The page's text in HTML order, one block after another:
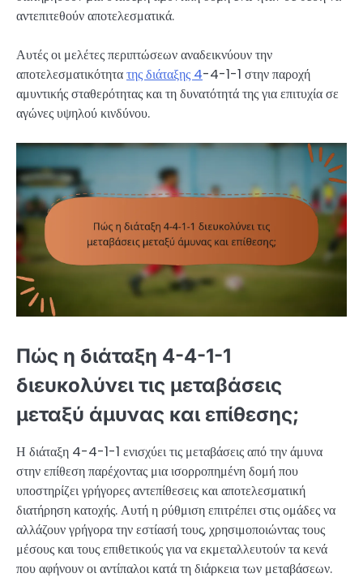
αντεπιτεθούν αποτελεσματικά.
Αυτές οι μελέτες περιπτώσεων αναδεικνύουν την
αποτελεσματικότητατης διάταξης 4-4-1-1 στην παροχή
αμυντικής σταθερότητας και τη δυνατότητά της για επιτυχία σε
αγώνες υψηλού κινδύνου.
Πώς η διάταξη 4-4-1-1
διευκολύνει τις μεταβάσεις
μεταξύ άμυνας και επίθεσης;
Η διάταξη 4-4-1-1 ενισχύει τις μεταβάσεις από την άμυνα
στην επίθεση παρέχοντας μια ισορροπημένη δομή που
υποστηρίζει γρήγορες αντεπίθεσεις και αποτελεσματική
διατήρηση κατοχής. Αυτή η ρύθμιση επιτρέπει στις ομάδες να
αλλάζουν γρήγορα την εστίασή τους, χρησιμοποιώντας τους
μέσους και τους επιθετικούς για να εκμεταλλευτούν τα κενά
που αφήνουν οι αντίπαλοι κατά τη διάρκεια των μεταβάσεων.